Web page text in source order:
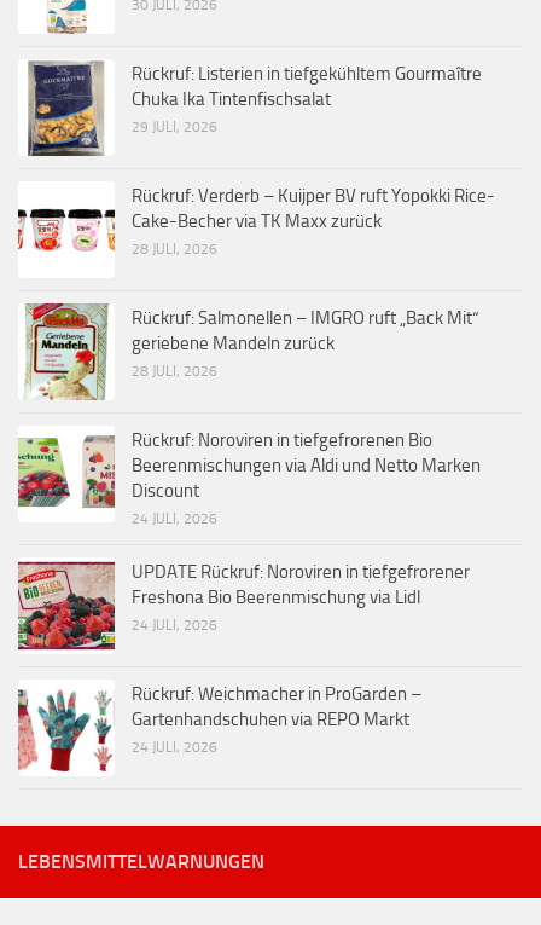
30 JULI, 2026
Rückruf: Listerien in tiefgekühltem Gourmaître
Chuka Ika Tintenfischsalat
29 JULI, 2026
Rückruf: Verderb – Kuijper BV ruft Yopokki Rice-
Cake-Becher via TK Maxx zurück
28 JULI, 2026
Rückruf: Salmonellen – IMGRO ruft „Back Mit“
geriebene Mandeln zurück
28 JULI, 2026
Rückruf: Noroviren in tiefgefrorenen Bio
Beerenmischungen via Aldi und Netto Marken
Discount
24 JULI, 2026
UPDATE Rückruf: Noroviren in tiefgefrorener
Freshona Bio Beerenmischung via Lidl
24 JULI, 2026
Rückruf: Weichmacher in ProGarden –
Gartenhandschuhen via REPO Markt
24 JULI, 2026
LEBENSMITTELWARNUNGEN